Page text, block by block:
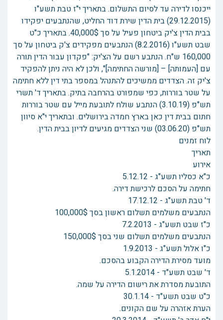
ייכנסו לדירה עד לסיום התשלום. בתאריך י"ז טבת תשע"ו
(29.12.2015) בית הדין שירת דוד החליט, שהנתבעים יפקידו
בבית הדין צ'יק ביטחון פעיל על סך 40,000$. בתאריך כ"ט
שבט תשע"ו (8.2.2016) הנתבעים מפקידים צ'ק ביטחון על סך
160,000 ש"ח. הנתבע רשם על הצ'יק: "פקדון עבור הדין תורה
עם [העמותה] – [מורשה החתימה]", ולכן לא היה ניתן להפקיד
צ'יק זה. הצדדים ממשיכים להתנהל במספר בתי דין ללא חתימה
על שטר בוררות, כפי שמפורט בהרחבה בתיק. בתאריך ד' תשרי
תש"פ (3.10.19) הנתבע שולח לתובעת מייל עם שטר בוררות
חתום בבית דין כאן בארץ חמדה בירושלים. ובתאריך י"א סיוון
תש"פ (03.06.20) שני הצדדים מגיעים לדיון בבית הדין.
לוח זמנים
תאריך
אירוע
כ"א כסליו תשע"ג - 5.12.12
חתימה על הסכם לרכישת דירה.
ד' טבת תשע"ג - 17.12.12
הנתבעים משלמים תשלום ראשון בסך 100,000$
כ"ז שבט תשע"ג - 7.2.2013
הנתבעים משלמים תשלום שני בסך 150,000$
כ"ו אלול תשע"ג - 1.9.2013
מועד מסירת הדירה הקבוע בהסכם.
ד' שבט תשע"ד - 5.1.2014
התובעת מסדרת את רישום הדירה על שמה.
כ"ט שבט תשע"ד - 30.1.14
הערת אזהרה על שם הקונים.